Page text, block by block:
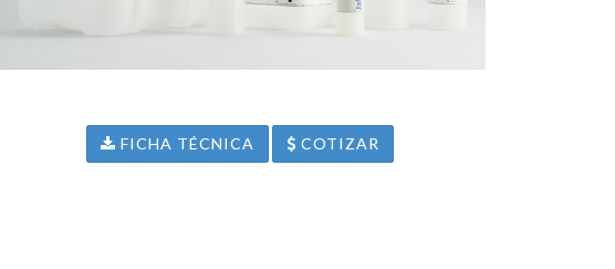
FICHA TÉCNICA COTIZAR